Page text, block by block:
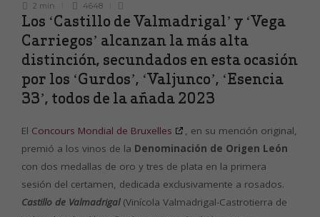
2 min 4648
Los ‘Castillo de Valmadrigal’ y ‘Vega
Carriegos’ alcanzan la más alta
distinción, secundados en esta ocasión
por los ‘Gurdos’, ‘Valjunco’, ‘Esencia
33’, todos de la añada 2023
El Concours Mondial de Bruxelles
, en su mención original,
premió a los vinos de la Denominación de Origen León
con dos medallas de oro y tres de plata en la primera
sesión del certamen, dedicada exclusivamente a rosados.
Castillo de Valmadrigal(Vinícola Valmadrigal-Castrotierra de